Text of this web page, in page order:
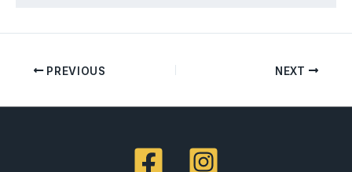
PREVIOUS NEXT